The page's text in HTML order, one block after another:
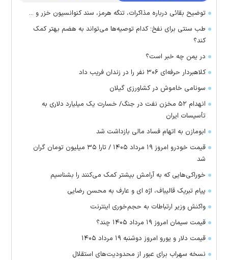
توضیح بقائی درباره مذاکرات، تنگه هرمز، سند کنوانسیون خزر و ...
طب سنتی برای نفخ؛ کدام توصیه‌ها می‌تواند به هضم بهتر کمک
کند؟
در یمن چه خبر است؟
کلاهبردار حرفه‌ای ۳۰۶ نفر را در زندان فریب داد
سونامی خاموش در کشاورزی گیلان
انهدام ۵۲ مخزن نفت در جنگ/ خسارت یک میلیارد دلاری به
تأسیسات ایران
ابومازن به اتهام فساد مالی بازداشت شد
قیمت خودرو امروز ۱۹ مرداد ۱۴۰۵ / تارا ۳۵ میلیون تومان گران
شد
خوراکی‌هایی که به آرامش بیشتر کمک می‌کنند را بشناسیم
پیام تبریک قالیباف، اژه ای و عارف به محسن رضایی
واکنش وزیر ارتباطات به حجم‌خوری اینترنت
قیمت سیمان امروز ۱۹ مرداد ۱۴۰۵ چند؟
قیمت دلار و یورو امروز دوشنبه ۱۹ مرداد ۱۴۰۵
نسخه سهراب برای عبور از محدودیت‌های استقلال